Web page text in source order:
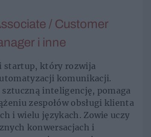
/ Customer
i inne
startup, który rozwija
komunikacji.
inteligencję, pomaga
zespołów obsługi klienta
i wielu językach. Zowie uczy
konwersacjach i